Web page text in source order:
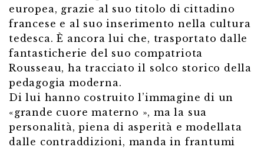
europea, grazie al suo titolo di cittadino
francese e al suo inserimento nella cultura
tedesca. È ancora lui che, trasportato dalle
fantasticherie del suo compatriota
Rousseau, ha tracciato il solco storico della
pedagogia moderna.
Di lui hanno costruito l’immagine di un
«grande cuore materno », ma la sua
personalità, piena di asperità e modellata
dalle contraddizioni, manda in frantumi